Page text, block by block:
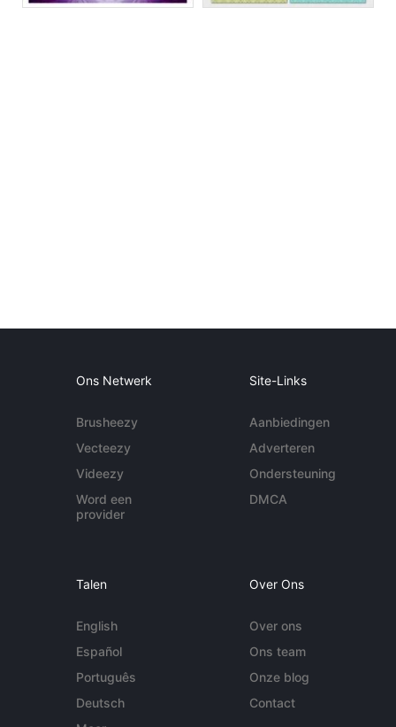
Ons Netwerk
Brusheezy
Vecteezy
Videezy
Word een
provider
Site-Links
Aanbiedingen
Adverteren
Ondersteuning
DMCA
Talen
English
Español
Português
Deutsch
Over Ons
Over ons
Ons team
Onze blog
Contact